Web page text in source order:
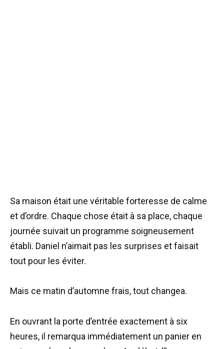
Sa maison était une véritable forteresse de calme
et d’ordre. Chaque chose était à sa place, chaque
journée suivait un programme soigneusement
établi. Daniel n’aimait pas les surprises et faisait
tout pour les éviter.
Mais ce matin d’automne frais, tout changea.
En ouvrant la porte d’entrée exactement à six
heures, il remarqua immédiatement un panier en